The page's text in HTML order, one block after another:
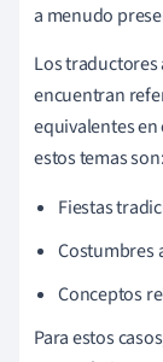
a menudo
Los
encuentran
equivalentes
estos temas son:
Fiestas
Costumbres
Conceptos
Para estos